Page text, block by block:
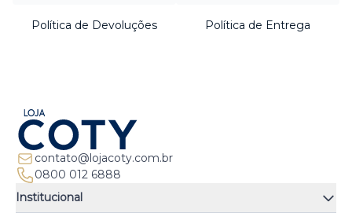
Política de Devoluções Política de Entrega
contato@lojacoty.com.br
0800 012 6888
Institucional